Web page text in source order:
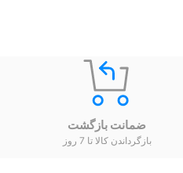
ضمانت بازگشت
بازگرداندن کالا تا 7 روز